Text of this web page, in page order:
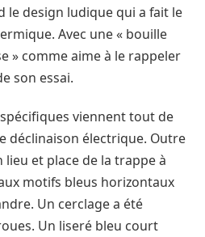
le design ludique qui a fait le
Avec une « bouille
» comme aime à le rappeler
son essai.
viennent tout de
déclinaison électrique. Outre
lieu et place de la trappe à
motifs bleus horizontaux
Un cerclage a été
Un liseré bleu court